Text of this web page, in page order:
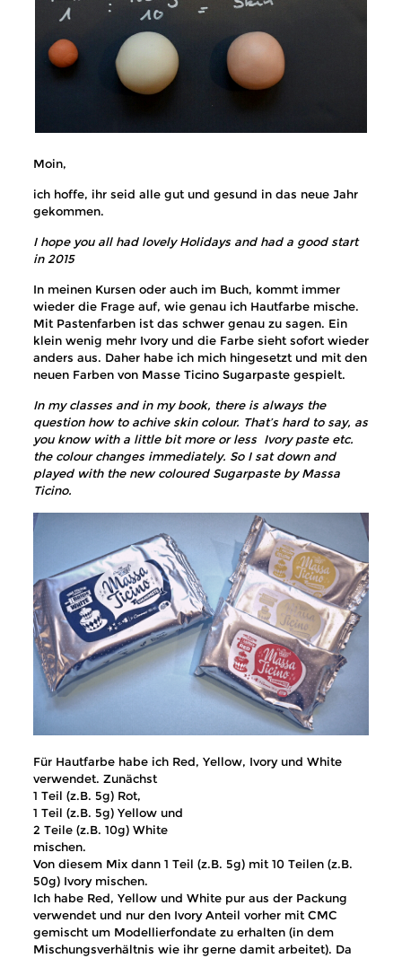
Moin,
ich hoffe, ihr seid alle gut und gesund in das neue Jahr
gekommen.
I hope you all had lovely Holidays and had a good start
in 2015
In meinen Kursen oder auch im Buch, kommt immer
wieder die Frage auf, wie genau ich Hautfarbe mische.
Mit Pastenfarben ist das schwer genau zu sagen. Ein
klein wenig mehr Ivory und die Farbe sieht sofort wieder
anders aus. Daher habe ich mich hingesetzt und mit den
neuen Farben von Masse Ticino Sugarpaste gespielt.
In my classes and in my book, there is always the
question how to achive skin colour. That’s hard to say, as
you know with a little bit more or less Ivory paste etc.
the colour changes immediately. So I sat down and
played with the new coloured Sugarpaste by Massa
Ticino.
Für Hautfarbe habe ich Red, Yellow, Ivory und White
verwendet. Zunächst
1 Teil (z.B. 5g) Rot,
1 Teil (z.B. 5g) Yellow und
2 Teile (z.B. 10g) White
mischen.
Von diesem Mix dann 1 Teil (z.B. 5g) mit 10 Teilen (z.B.
50g) Ivory mischen.
Ich habe Red, Yellow und White pur aus der Packung
verwendet und nur den Ivory Anteil vorher mit CMC
gemischt um Modellierfondate zu erhalten (in dem
Mischungsverhältnis wie ihr gerne damit arbeitet). Da